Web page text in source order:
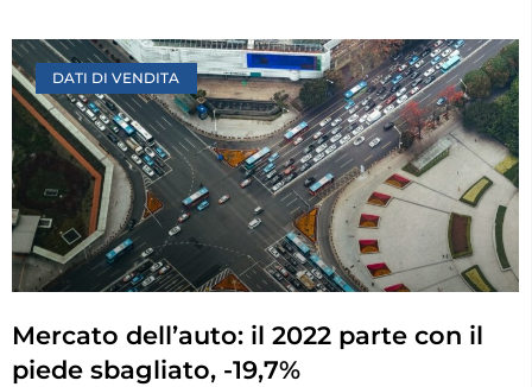
DATI DI VENDITA
Mercato dell’auto: il 2022 parte con il
piede sbagliato, -19,7%